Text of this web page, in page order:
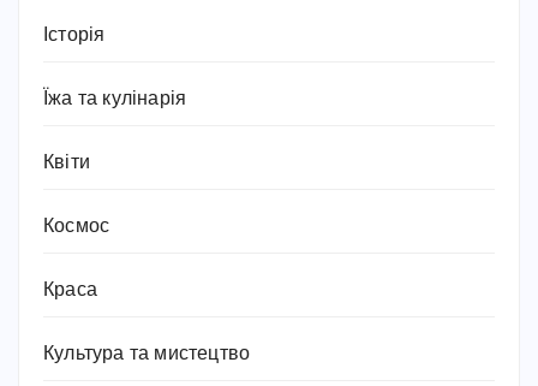
Історія
Їжа та кулінарія
Квіти
Космос
Краса
Культура та мистецтво